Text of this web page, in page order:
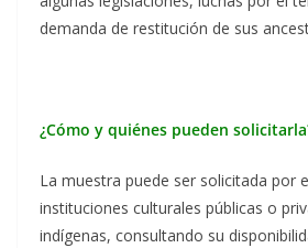
demanda de restitución de sus
¿Cómo y quiénes pueden
La muestra puede ser solicitada por
instituciones culturales públicas o
indígenas, consultando su